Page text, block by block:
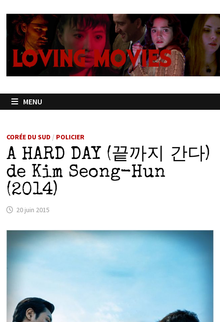
contenu
MENU
CORÉE DU SUD / POLICIER
A HARD DAY (끝까지 간다)
de Kim Seong-Hun
(2014)
20 juin 2015